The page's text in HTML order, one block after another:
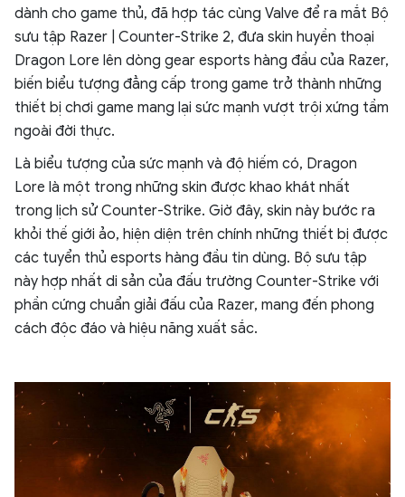
dành cho game thủ, đã hợp tác cùng Valve để ra mắt Bộ
sưu tập Razer | Counter-Strike 2, đưa skin huyền thoại
Dragon Lore lên dòng gear esports hàng đầu của Razer,
biến biểu tượng đẳng cấp trong game trở thành những
thiết bị chơi game mang lại sức mạnh vượt trội xứng tầm
ngoài đời thực.
Là biểu tượng của sức mạnh và độ hiếm có, Dragon
Lore là một trong những skin được khao khát nhất
trong lịch sử Counter-Strike. Giờ đây, skin này bước ra
khỏi thế giới ảo, hiện diện trên chính những thiết bị được
các tuyển thủ esports hàng đầu tin dùng. Bộ sưu tập
này hợp nhất di sản của đấu trường Counter-Strike với
phần cứng chuẩn giải đấu của Razer, mang đến phong
cách độc đáo và hiệu năng xuất sắc.